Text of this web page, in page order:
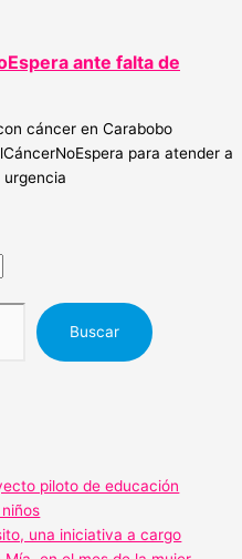
ante falta de
cáncer en Carabobo
para atender a
urgencia
Buscar
piloto de educación
una iniciativa a cargo